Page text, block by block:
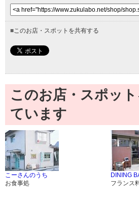
■このお店・スポットを共有する
このお店・スポッ
ています
こーさんのうち
お食事処
DINING
フランス